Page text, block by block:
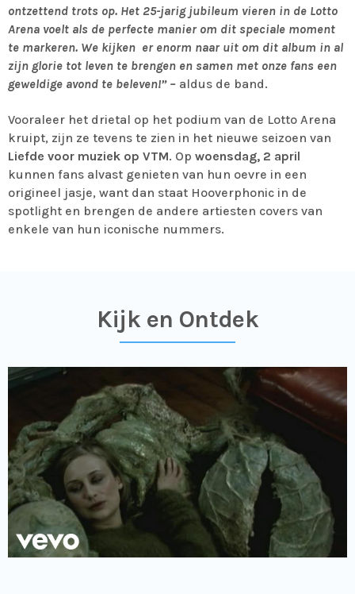
ontzettend trots op. Het 25-jarig jubileum vieren in de Lotto
Arena voelt als de perfecte manier om dit speciale moment
te markeren. We kijken er enorm naar uit om dit album in al
zijn glorie tot leven te brengen en samen met onze fans een
geweldige avond te beleven!” – aldus de band.
Vooraleer het drietal op het podium van de Lotto Arena
kruipt, zijn ze tevens te zien in het nieuwe seizoen van
Liefde voor muziek op VTM. Op woensdag, 2 april
kunnen fans alvast genieten van hun oevre in een
origineel jasje, want dan staat Hooverphonic in de
spotlight en brengen de andere artiesten covers van
enkele van hun iconische nummers.
Kijk en Ontdek